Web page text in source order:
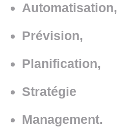
Automatisation,
Prévision,
Planification,
Stratégie
Management.